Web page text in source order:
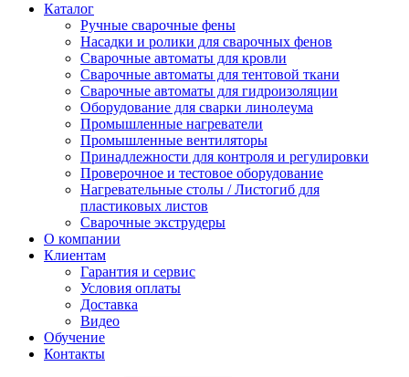
Каталог
Ручные сварочные фены
Насадки и ролики для сварочных фенов
Сварочные автоматы для кровли
Сварочные автоматы для тентовой ткани
Сварочные автоматы для гидроизоляции
Оборудование для сварки линолеума
Промышленные нагреватели
Промышленные вентиляторы
Принадлежности для контроля и регулировки
Проверочное и тестовое оборудование
Нагревательные столы / Листогиб для
пластиковых листов
Сварочные экструдеры
О компании
Клиентам
Гарантия и сервис
Условия оплаты
Доставка
Видео
Обучение
Контакты